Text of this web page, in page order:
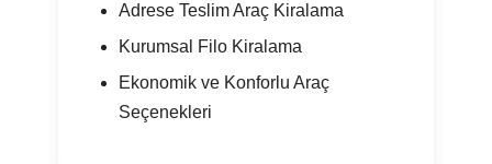
Adrese Teslim Araç Kiralama
Kurumsal Filo Kiralama
Ekonomik ve Konforlu Araç
Seçenekleri